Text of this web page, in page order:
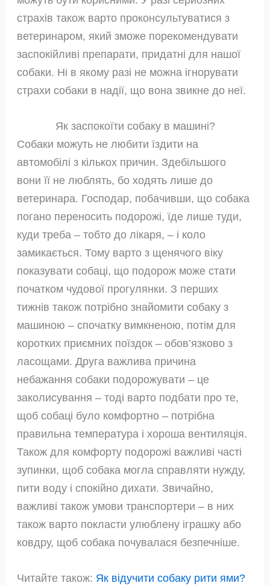
страхів також варто проконсультуватися з
ветеринаром, який зможе порекомендувати
заспокійливі препарати, придатні для нашої
собаки. Ні в якому разі не можна ігнорувати
страхи собаки в надії, що вона звикне до неї.
Як заспокоїти собаку в машині?
Собаки можуть не любити їздити на
автомобілі з кількох причин. Здебільшого
вони її не люблять, бо ходять лише до
ветеринара. Господар, побачивши, що собака
погано переносить подорожі, їде лише туди,
куди треба – тобто до лікаря, – і коло
замикається. Тому варто з щенячого віку
показувати собаці, що подорож може стати
початком чудової прогулянки. З перших
тижнів також потрібно знайомити собаку з
машиною – спочатку вимкненою, потім для
коротких приємних поїздок – обов’язково з
ласощами. Друга важлива причина
небажання собаки подорожувати – це
заколисування – тоді варто подбати про те,
щоб собаці було комфортно – потрібна
правильна температура і хороша вентиляція.
Також для комфорту подорожі важливі часті
зупинки, щоб собака могла справляти нужду,
пити воду і спокійно дихати. Звичайно,
важливі також умови транспортери – в них
також варто покласти улюблену іграшку або
ковдру, щоб собака почувалася безпечніше.
Читайте також: Як відучити собаку рити ями?